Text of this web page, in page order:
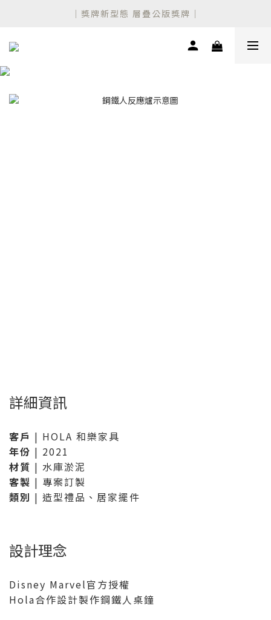
設計師聯名 新款公版獎盃上市！
｜獎牌新型態 層疊公版獎牌｜
設計師聯名 新款公版獎盃上市！
詳細資訊
客戶 | HOLA 和樂家具
年份 | 2021
材質 | 水庫淤泥
客製 | 專案訂製
類別 | 造型禮品、居家擺件
設計理念
Disney Marvel官方授權
Hola合作設計製作鋼鐵人桌鐘